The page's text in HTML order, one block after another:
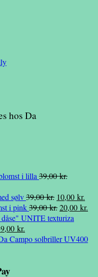
hos Da
i lilla 39,00kr.
sølv39,00kr. Den
oprindelige
pris
39,00 kr..
10,00 kr.
i pink39,00kr.Den
oprindelige
var:
20,00 kr.
er:
UNITE texturiza
kr..
kr.
aktuelle
Campo solbriller UV400